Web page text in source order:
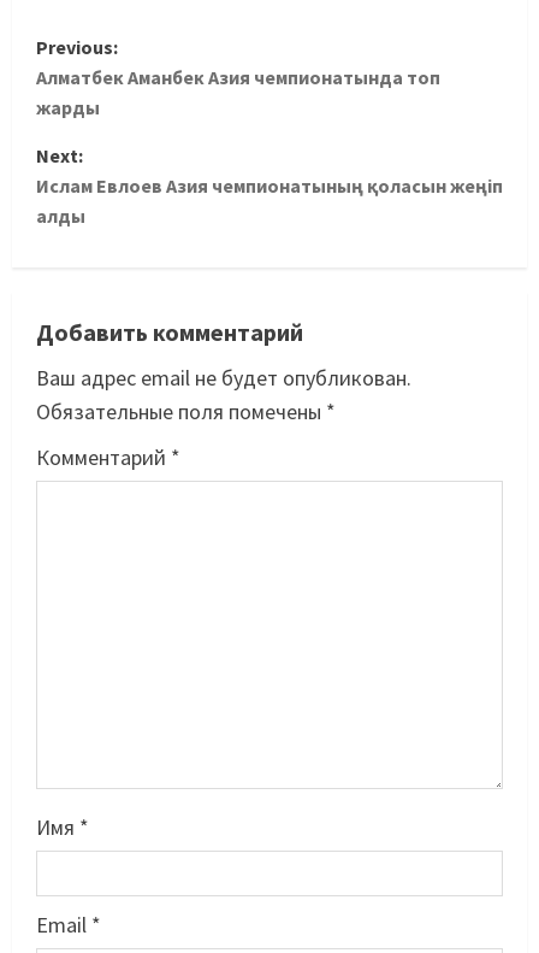
Previous:
Алматбек Аманбек Азия чемпионатында топ
жарды
Next:
Ислам Евлоев Азия чемпионатының қоласын жеңіп
алды
Добавить комментарий
Ваш адрес email не будет опубликован.
Обязательные поля помечены *
Комментарий *
Имя *
Email *